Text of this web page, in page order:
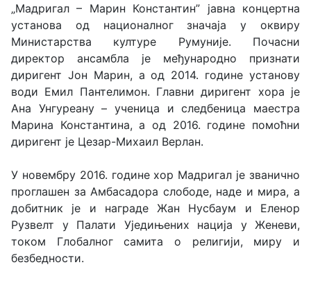
„Мадригал – Марин Константин” јавна концертна
установа од националног значаја у оквиру
Министарства културе Румуније. Почасни
директор ансамбла је међународно признати
диригент Јон Марин, а од 2014. године установу
води Емил Пантелимон. Главни диригент хора је
Ана Унгуреану – ученица и следбеница маестра
Марина Константина, а од 2016. године помоћни
диригент је Цезар-Михаил Верлан.
У новембру 2016. године хор Мадригал је званично
проглашен за Амбасадора слободе, наде и мира, а
добитник је и награде Жан Нусбаум и Еленор
Рузвелт у Палати Уједињених нација у Женеви,
током Глобалног самита о религији, миру и
безбедности.